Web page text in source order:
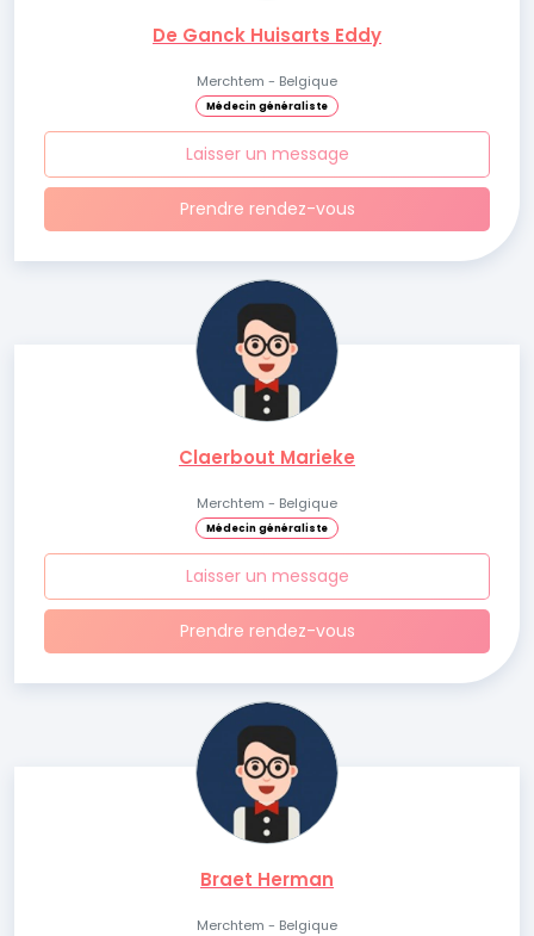
De Ganck Huisarts Eddy
Merchtem - Belgique
Médecin généraliste
Laisser un message
Prendre rendez-vous
Claerbout Marieke
Merchtem - Belgique
Médecin généraliste
Laisser un message
Prendre rendez-vous
Braet Herman
Merchtem - Belgique